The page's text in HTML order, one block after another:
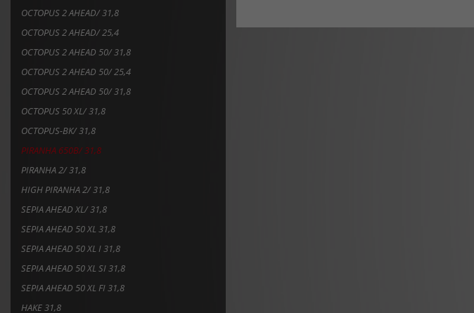
OCTOPUS 2 AHEAD/ 31,8
OCTOPUS 2 AHEAD/ 25,4
OCTOPUS 2 AHEAD 50/ 31,8
OCTOPUS 2 AHEAD 50/ 25,4
OCTOPUS 2 AHEAD 50/ 31,8
OCTOPUS 50 XL/ 31,8
OCTOPUS-BK/ 31,8
PIRANHA 650B/ 31,8
PIRANHA 2/ 31,8
HIGH PIRANHA 2/ 31,8
SEPIA AHEAD XL/ 31,8
SEPIA AHEAD 50 XL 31,8
SEPIA AHEAD 50 XL I 31,8
SEPIA AHEAD 50 XL SI 31,8
SEPIA AHEAD 50 XL FI 31,8
HAKE 31,8